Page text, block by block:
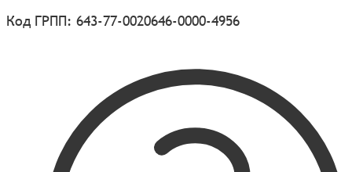
Код ГРПП: 643-77-0020646-0000-4956